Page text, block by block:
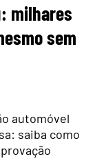
milhares
sem
automóvel
saiba como